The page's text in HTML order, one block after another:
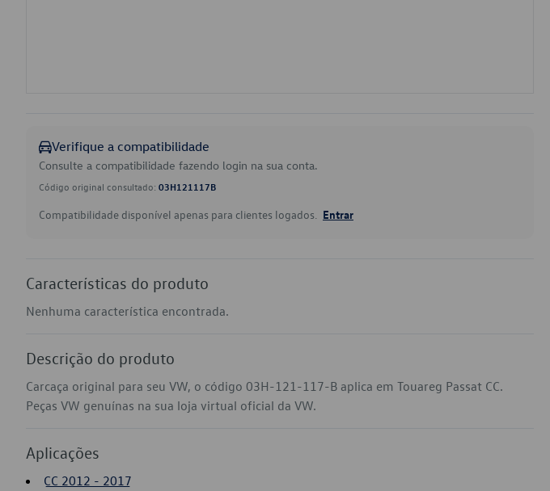
Verifique a compatibilidade
Consulte a compatibilidade fazendo login na sua conta.
Código original consultado: 03H121117B
Compatibilidade disponível apenas para clientes logados. Entrar
Características do produto
Nenhuma característica encontrada.
Descrição do produto
Carcaça original para seu VW, o código 03H-121-117-B aplica em Touareg Passat CC.
Peças VW genuínas na sua loja virtual oficial da VW.
Aplicações
CC 2012 - 2017